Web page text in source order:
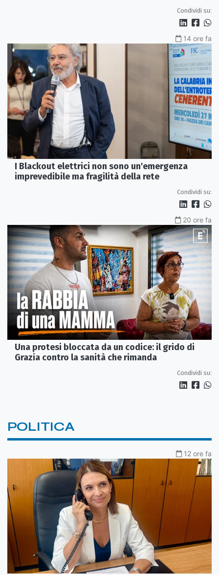
Condividi su:
14 ore fa
I Blackout elettrici non sono un'emergenza
imprevedibile ma fragilità della rete
Condividi su:
20 ore fa
Una protesi bloccata da un codice: il grido di
Grazia contro la sanità che rimanda
Condividi su:
POLITICA
12 ore fa